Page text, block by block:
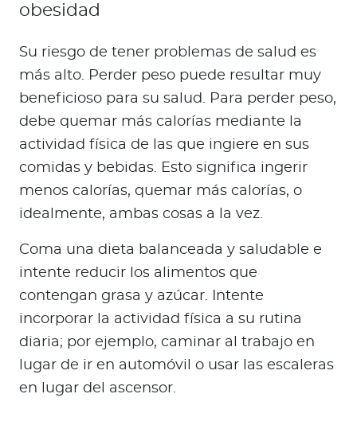
obesidad
Su riesgo de tener problemas de salud es
más alto. Perder peso puede resultar muy
beneficioso para su salud. Para perder peso,
debe quemar más calorías mediante la
actividad física de las que ingiere en sus
comidas y bebidas. Esto significa ingerir
menos calorías, quemar más calorías, o
idealmente, ambas cosas a la vez.
Coma una dieta balanceada y saludable e
intente reducir los alimentos que
contengan grasa y azúcar. Intente
incorporar la actividad física a su rutina
diaria; por ejemplo, caminar al trabajo en
lugar de ir en automóvil o usar las escaleras
en lugar del ascensor.